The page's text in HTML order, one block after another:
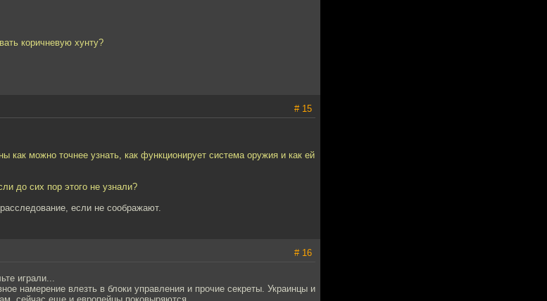
коричневую хунту?
# 15
как можно точнее узнать, как функционирует система оружия и как ей
до сих пор этого не узнали?
если не соображают.
# 16
играли...
намерение влезть в блоки управления и прочие секреты. Украинцы и